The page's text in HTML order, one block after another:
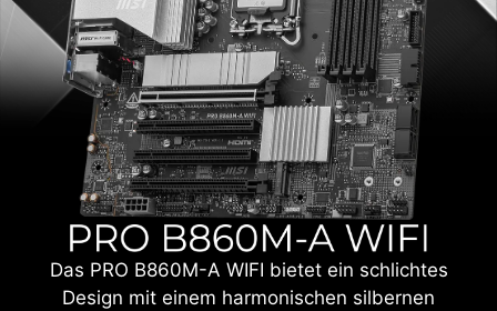
Das PRO B860M-A WIFI bietet ein schlichtes
Design mit einem harmonischen silbernen